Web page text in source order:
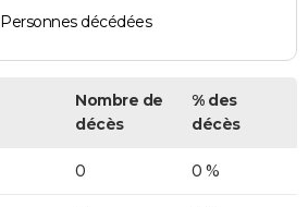
Personnes décédées
Nombre de
décès
% des
décès
0 0 %